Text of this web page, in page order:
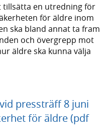
tillsätta en utredning för
för äldre inom
ska bland annat ta fram
och övergrepp mot
äldre ska kunna välja
pressträff 8 juni
för äldre (pdf